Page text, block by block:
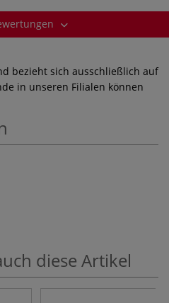
bezieht sich ausschließlich auf
in unseren Filialen können
diese Artikel